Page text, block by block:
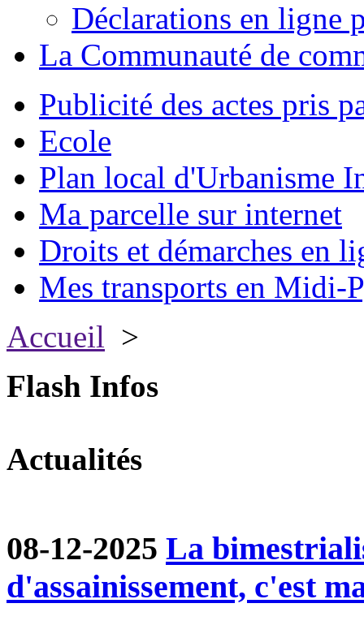
Déclarations en ligne
La Communauté de
Publicité des actes pris
Ecole
Plan local d'Urbanisme
Ma parcelle sur internet
Droits et démarches en
Mes transports en Midi-
Accueil >
Flash Infos
Actualités
08-12-2025 La
d'assainissement, c'est